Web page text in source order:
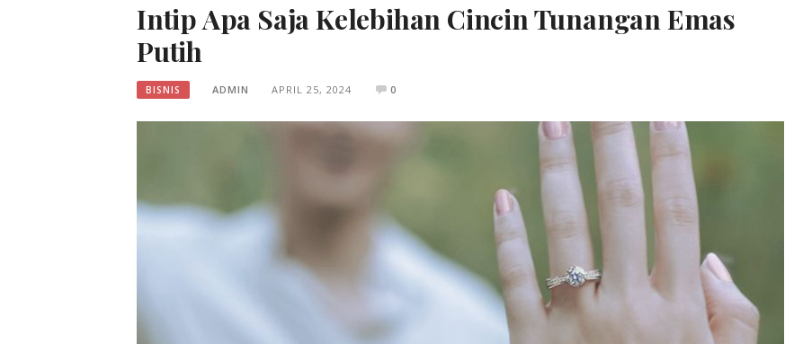
Intip Apa Saja Kelebihan Cincin Tunangan Emas
Putih
BISNIS ADMIN APRIL 25, 2024 0